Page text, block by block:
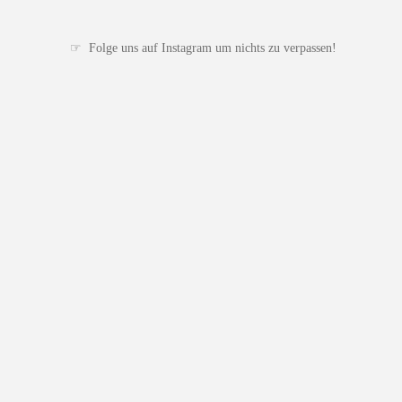
g
☞ Folge uns auf Instagram um nichts zu verpassen!